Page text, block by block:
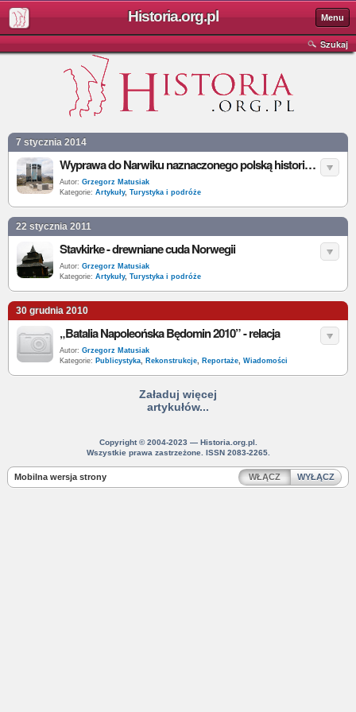
Historia.org.pl Menu
Szukaj
7 stycznia 2014
Wyprawa do Narwiku naznaczonego polską historią [zdjęcia]
Autor: Grzegorz Matusiak
Kategorie: Artykuły, Turystyka i podróże
22 stycznia 2011
Stavkirke - drewniane cuda Norwegii
Autor: Grzegorz Matusiak
Kategorie: Artykuły, Turystyka i podróże
30 grudnia 2010
„Batalia Napoleońska Będomin 2010” - relacja
Autor: Grzegorz Matusiak
Kategorie: Publicystyka, Rekonstrukcje, Reportaże, Wiadomości
Załaduj więcej
artykułów...
Copyright © 2004-2023 — Historia.org.pl.
Wszystkie prawa zastrzeżone. ISSN 2083-2265.
Mobilna wersja strony WŁĄCZ WYŁĄCZ